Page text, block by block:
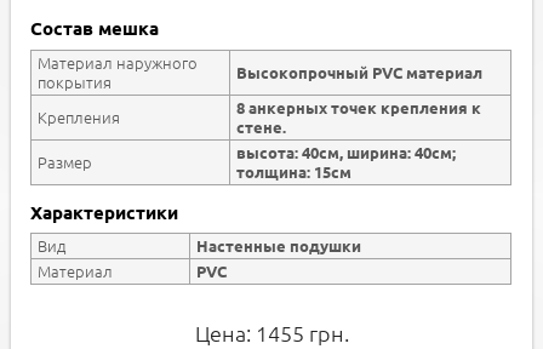
Состав мешка
Материал наружного
покрытия
Высокопрочный PVC материал
Крепления
8 анкерных точек крепления к
стене.
Размер
высота: 40см, ширина: 40см;
толщина: 15см
Характеристики
Вид Настенные подушки
Материал PVC
Цена: 1455 грн.